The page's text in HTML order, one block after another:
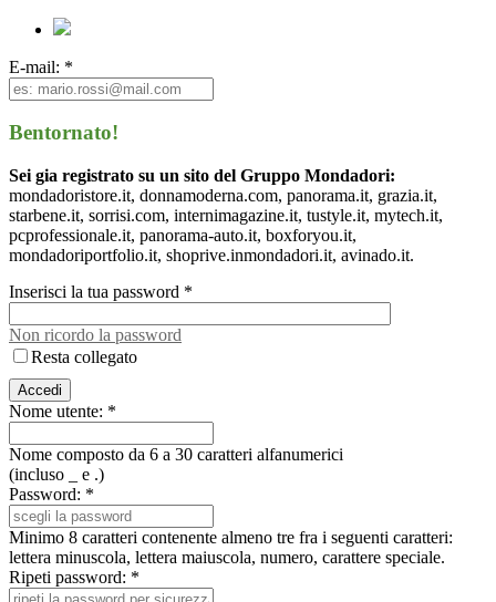
E-mail: *
Bentornato!
Sei gia registrato su un sito del Gruppo Mondadori:
mondadoristore.it, donnamoderna.com, panorama.it, grazia.it,
starbene.it, sorrisi.com, internimagazine.it, tustyle.it, mytech.it,
pcprofessionale.it, panorama-auto.it, boxforyou.it,
mondadoriportfolio.it, shoprive.inmondadori.it, avinado.it.
Inserisci la tua password *
Non ricordo la password
Resta collegato
Nome utente: *
Nome composto da 6 a 30 caratteri alfanumerici
(incluso _ e .)
Password: *
Minimo 8 caratteri contenente almeno tre fra i seguenti caratteri:
lettera minuscola, lettera maiuscola, numero, carattere speciale.
Ripeti password: *